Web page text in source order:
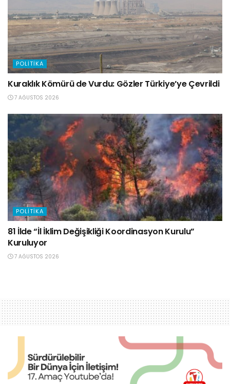
POLITIKA
Kuraklık Kömürü de Vurdu: Gözler Türkiye’ye Çevrildi
7 AĞUSTOS 2026
POLITIKA
81 İlde “İl İklim Değişikliği Koordinasyon Kurulu”
Kuruluyor
7 AĞUSTOS 2026